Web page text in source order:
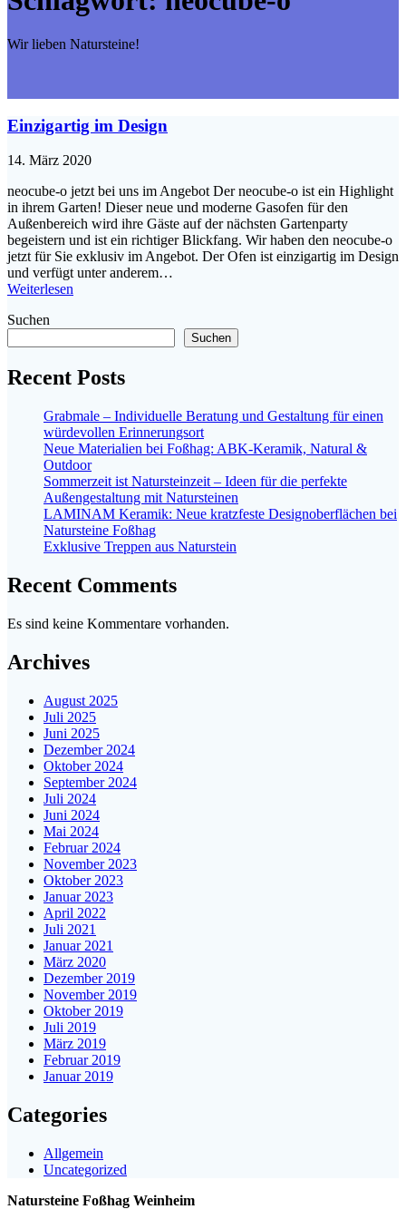
Wir lieben Natursteine!
Einzigartig im Design
14. März 2020
neocube-o jetzt bei uns im Angebot Der neocube-o ist ein Highlight
in ihrem Garten! Dieser neue und moderne Gasofen für den
Außenbereich wird ihre Gäste auf der nächsten Gartenparty
begeistern und ist ein richtiger Blickfang. Wir haben den neocube-o
jetzt für Sie exklusiv im Angebot. Der Ofen ist einzigartig im Design
und verfügt unter anderem…
Weiterlesen
Suchen
Suchen
Recent Posts
Grabmale – Individuelle Beratung und Gestaltung für einen
würdevollen Erinnerungsort
Neue Materialien bei Foßhag: ABK-Keramik, Natural &
Outdoor
Sommerzeit ist Natursteinzeit – Ideen für die perfekte
Außengestaltung mit Natursteinen
LAMINAM Keramik: Neue kratzfeste Designoberflächen bei
Natursteine Foßhag
Exklusive Treppen aus Naturstein
Recent Comments
Es sind keine Kommentare vorhanden.
Archives
August 2025
Juli 2025
Juni 2025
Dezember 2024
Oktober 2024
September 2024
Juli 2024
Juni 2024
Mai 2024
Februar 2024
November 2023
Oktober 2023
Januar 2023
April 2022
Juli 2021
Januar 2021
März 2020
Dezember 2019
November 2019
Oktober 2019
Juli 2019
März 2019
Februar 2019
Januar 2019
Categories
Allgemein
Uncategorized
Natursteine Foßhag Weinheim